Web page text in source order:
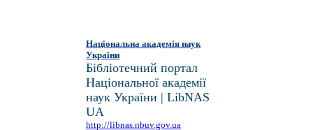
Національна академія наук
України
Бібліотечний портал
Національної академії
наук України | LibNAS
UA
http://libnas.nbuv.gov.ua